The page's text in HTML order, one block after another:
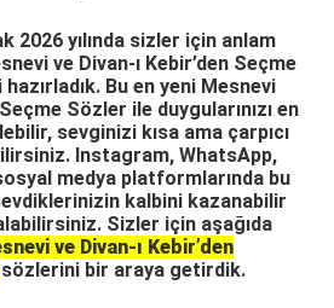
2026 yılında sizler için anlam
ve Divan-ı Kebir’den Seçme
Bu en yeni Mesnevi
Sözler ile duygularınızı en
sevginizi kısa ama çarpıcı
Instagram, WhatsApp,
medya platformlarında bu
kalbini kazanabilir
Sizler için aşağıda
ve Divan-ı Kebir’den
sözlerini bir araya getirdik.